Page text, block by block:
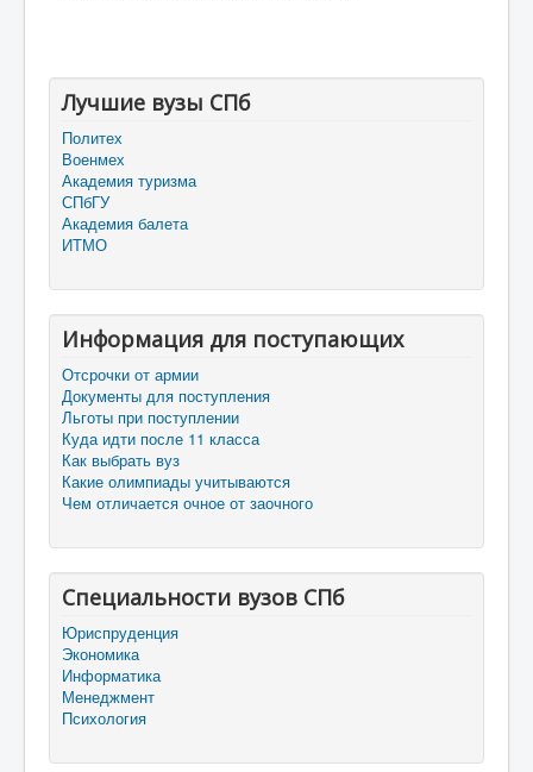
Лучшие вузы СПб
Политех
Военмех
Академия туризма
СПбГУ
Академия балета
ИТМО
Информация для поступающих
Отсрочки от армии
Документы для поступления
Льготы при поступлении
Куда идти после 11 класса
Как выбрать вуз
Какие олимпиады учитываются
Чем отличается очное от заочного
Специальности вузов СПб
Юриспруденция
Экономика
Информатика
Менеджмент
Психология